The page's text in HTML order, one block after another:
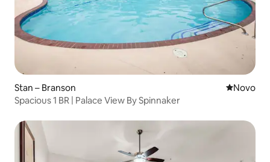
Stan – Branson Novi
Novo
Spacious 1 BR | Palace View By Spinnaker